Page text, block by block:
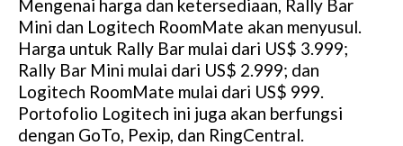
Mengenai harga dan ketersediaan, Rally Bar
Mini dan Logitech RoomMate akan menyusul.
Harga untuk Rally Bar mulai dari US$ 3.999;
Rally Bar Mini mulai dari US$ 2.999; dan
Logitech RoomMate mulai dari US$ 999.
Portofolio Logitech ini juga akan berfungsi
dengan GoTo, Pexip, dan RingCentral.